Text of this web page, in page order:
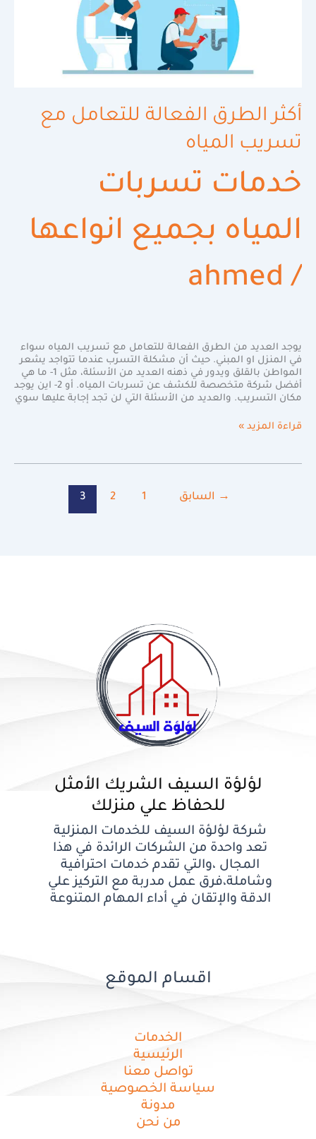
أكثر الطرق الفعالة للتعامل مع
تسريب المياه
خدمات تسربات
المياه بجميع انواعها
/
ahmed
يوجد العديد من الطرق الفعالة للتعامل مع تسريب المياه سواء
في المنزل او المبني. حيث أن مشكلة التسرب عندما تتواجد يشعر
المواطن بالقلق ويدور في ذهنه العديد من الأسئلة، مثل 1- ما هي
أفضل شركة متخصصة للكشف عن تسربات المياه. أو 2- اين يوجد
مكان التسريب. والعديد من الأسئلة التي لن تجد إجابة عليها سوي
قراءة المزيد »
→ السابق 1
2
3
لؤلؤة السيف الشريك الأمثل
للحفاظ علي منزلك
شركة لؤلؤة السيف للخدمات المنزلية
تعد واحدة من الشركات الرائدة في هذا
المجال ،والتي تقدم خدمات احترافية
وشاملة،فرق عمل مدربة مع التركيز علي
الدقة والإتقان في أداء المهام المتنوعة
اقسام الموقع
الخدمات
الرئيسية
تواصل معنا
سياسة الخصوصية
مدونة
من نحن